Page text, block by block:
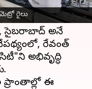
రైలు
రేవంత్ రెడ్డి
సైబరాబాద్ అనే
రేవంత్
అభివృద్ధి
ప్రాంతాల్లో ఈ